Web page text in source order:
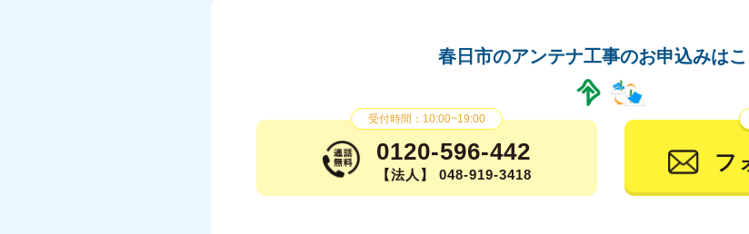
春日市のアンテナ工事のお申込みは
受付時間：10:00~19:00
0120-596-442
【法人】 048-919-3418
フ